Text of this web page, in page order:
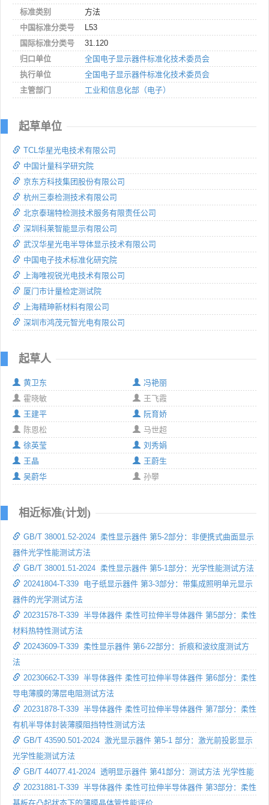
标准类别
方法
中国标准分类号
L53
国际标准分类号
31.120
归口单位
全国电子显示器件标准化技术委员会
执行单位
全国电子显示器件标准化技术委员会
主管部门
工业和信息化部（电子）
起草单位
TCL华星光电技术有限公司
中国计量科学研究院
京东方科技集团股份有限公司
杭州三泰检测技术有限公司
北京泰瑞特检测技术服务有限责任公司
深圳科莱智能显示有限公司
武汉华星光电半导体显示技术有限公司
中国电子技术标准化研究院
上海唯视锐光电技术有限公司
厦门市计量检定测试院
上海精珅新材料有限公司
深圳市鸿茂元智光电有限公司
起草人
黄卫东
冯艳丽
霍晓敏
王飞霞
王建平
阮育娇
陈恩松
马世超
徐英莹
刘秀娟
王晶
王蔚生
吴蔚华
孙攀
相近标准(计划)
GB/T 38001.52-2024 柔性显示器件 第5-2部分：非便携式曲面显示
器件光学性能测试方法
GB/T 38001.51-2024 柔性显示器件 第5-1部分：光学性能测试方法
20241804-T-339 电子纸显示器件 第3-3部分：带集成照明单元显示
器件的光学测试方法
20231578-T-339 半导体器件 柔性可拉伸半导体器件 第5部分：柔性
材料热特性测试方法
20243609-T-339 柔性显示器件 第6-22部分：折痕和波纹度测试方
法
20230662-T-339 半导体器件 柔性可拉伸半导体器件 第6部分：柔性
导电薄膜的薄层电阻测试方法
20231878-T-339 半导体器件 柔性可拉伸半导体器件 第7部分：柔性
有机半导体封装薄膜阻挡特性测试方法
GB/T 43590.501-2024 激光显示器件 第5-1 部分：激光前投影显示
光学性能测试方法
GB/T 44077.41-2024 透明显示器件 第41部分：测试方法 光学性能
20231881-T-339 半导体器件 柔性可拉伸半导体器件 第3部分：柔性
基板在凸起状态下的薄膜晶体管性能评价